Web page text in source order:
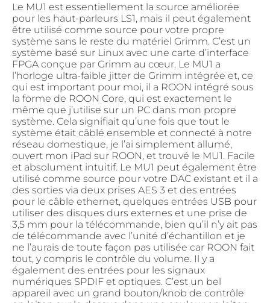
Le MU1 est essentiellement la source améliorée
pour les haut-parleurs LS1, mais il peut également
être utilisé comme source pour votre propre
système sans le reste du matériel Grimm. C’est un
système basé sur Linux avec une carte d’interface
FPGA conçue par Grimm au cœur. Le MU1 a
l’horloge ultra-faible jitter de Grimm intégrée et, ce
qui est important pour moi, il a ROON intégré sous
la forme de ROON Core, qui est exactement le
même que j’utilise sur un PC dans mon propre
système. Cela signifiait qu’une fois que tout le
système était câblé ensemble et connecté à notre
réseau domestique, je l’ai simplement allumé,
ouvert mon iPad sur ROON, et trouvé le MU1. Facile
et absolument intuitif. Le MU1 peut également être
utilisé comme source pour votre DAC existant et il a
des sorties via deux prises AES 3 et des entrées
pour le câble ethernet, quelques entrées USB pour
utiliser des disques durs externes et une prise de
3,5 mm pour la télécommande, bien qu’il n’y ait pas
de télécommande avec l’unité d’échantillon et je
ne l’aurais de toute façon pas utilisée car ROON fait
tout, y compris le contrôle du volume. Il y a
également des entrées pour les signaux
numériques SPDIF et optiques. C’est un bel
appareil avec un grand bouton/knob de contrôle